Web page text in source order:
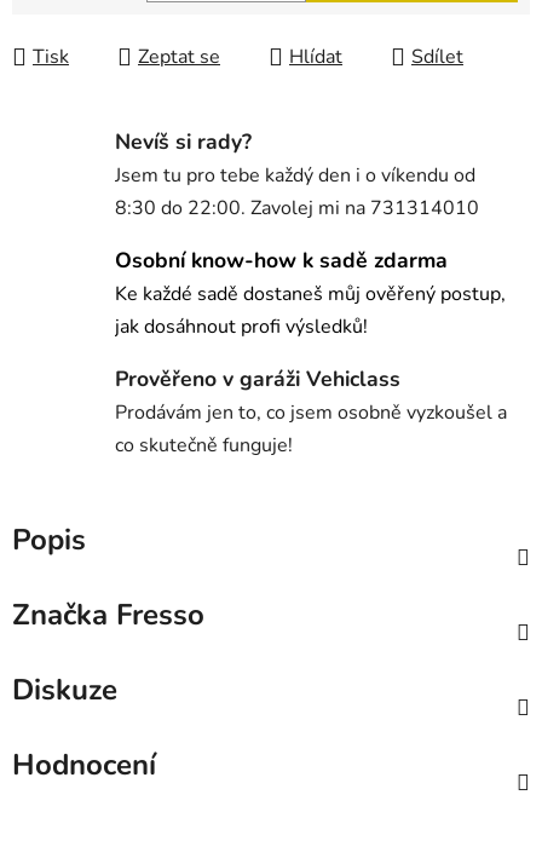
Tisk Zeptat se Hlídat Sdílet
Nevíš si rady?
Jsem tu pro tebe každý den i o víkendu od
8:30 do 22:00. Zavolej mi na 731314010
Osobní know-how k sadě zdarma
Ke každé sadě dostaneš můj ověřený postup,
jak dosáhnout profi výsledků!
Prověřeno v garáži Vehiclass
Prodávám jen to, co jsem osobně vyzkoušel a
co skutečně funguje!
Popis
Značka Fresso
Diskuze
Hodnocení